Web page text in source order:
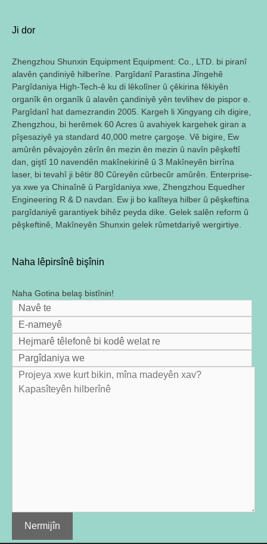
Ji dor
Zhengzhou Shunxin Equipment Equipment: Co., LTD. bi piranî
alavên çandiniyê hilberîne. Pargîdanî Parastina Jîngehê
Pargîdaniya High-Tech-ê ku di lêkolîner û çêkirina fêkiyên
organîk ên organîk û alavên çandiniyê yên tevlihev de pispor e.
Pargîdanî hat damezrandin 2005. Kargeh li Xingyang cih digire,
Zhengzhou, bi herêmek 60 Acres û avahiyek kargehek giran a
pîşesaziyê ya standard 40,000 metre çargoşe. Vê bigire, Ew
amûrên pêvajoyên zêrîn ên mezin ên mezin û navîn pêşkeftî
dan, giştî 10 navendên makînekirinê û 3 Makîneyên birrîna
laser, bi tevahî ji bêtir 80 Cûreyên cûrbecûr amûrên. Enterprise-
ya xwe ya Chinaînê û Pargîdaniya xwe, Zhengzhou Equedher
Engineering R & D navdan. Ew ji bo kalîteya hilber û pêşkeftina
pargîdaniyê garantiyek bihêz peyda dike. Gelek salên reform û
pêşkeftinê, Makîneyên Shunxin gelek rûmetdariyê wergirtiye.
Naha lêpirsînê bişînin
Naha Gotina belaş bistînin!